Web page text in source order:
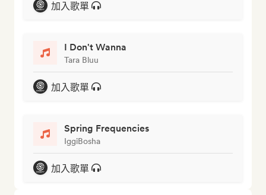
加入歌單
I Don't Wanna
Tara Bluu
加入歌單
Spring Frequencies
IggiBosha
加入歌單